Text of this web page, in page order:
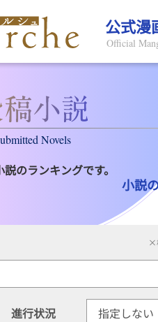
公式漫
Official
Novels
のランキングです。
小説
×
進行状況